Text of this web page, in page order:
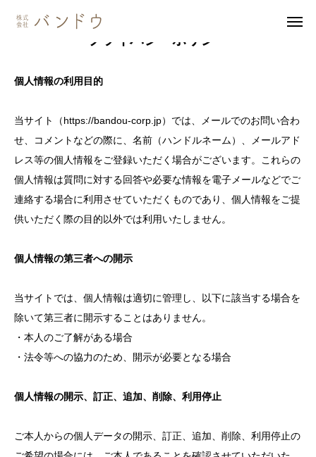
プライバシーポリシー
個人情報の利用目的
当サイト（https://bandou-corp.jp）では、メールでのお問い合わ
せ、コメントなどの際に、名前（ハンドルネーム）、メールアド
レス等の個人情報をご登録いただく場合がございます。これらの
個人情報は質問に対する回答や必要な情報を電子メールなどでご
連絡する場合に利用させていただくものであり、個人情報をご提
供いただく際の目的以外では利用いたしません。
個人情報の第三者への開示
当サイトでは、個人情報は適切に管理し、以下に該当する場合を
除いて第三者に開示することはありません。
・本人のご了解がある場合
・法令等への協力のため、開示が必要となる場合
個人情報の開示、訂正、追加、削除、利用停止
ご本人からの個人データの開示、訂正、追加、削除、利用停止の
施工風景
事業内容
会社案内
商品紹介
修理・配管洗浄